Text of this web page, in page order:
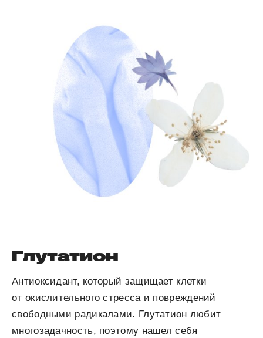
Глутатион
Антиоксидант, который защищает клетки
от окислительного стресса и повреждений
свободными радикалами. Глутатион любит
многозадачность, поэтому нашел себя